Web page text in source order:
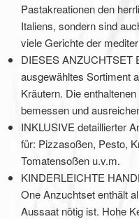
Pastakreationen den
Italiens, sondern sind
viele Gerichte der
DIESES ANZUCHTSET
ausgewähltes Sortiment
Kräutern. Die
bemessen und
INKLUSIVE detaillierter
für: Pizzasoßen, Pesto,
Tomatensoßen u.v.m.
KINDERLEICHTE
One Anzuchtset enthält
Aussaat nötig ist. Hohe